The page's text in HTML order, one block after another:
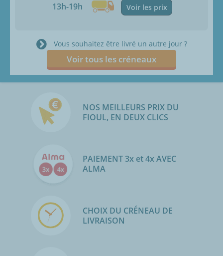
13h-19h Voir les prix
Vous souhaitez être livré un autre jour ?
Voir tous les créneaux
NOS MEILLEURS PRIX DU
FIOUL, EN DEUX CLICS
PAIEMENT 3x et 4x AVEC
ALMA
CHOIX DU CRÉNEAU DE
LIVRAISON